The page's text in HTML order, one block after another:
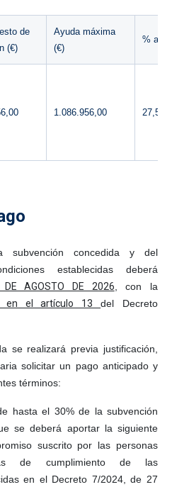
de
(€)
Ayuda máxima
(€)
%
1.086.956,00
concedida y del
establecidas deberá
AGOSTO DE 2026, con la
en el artículo 13del Decreto
se realizará previa justificación,
solicitar un pago anticipado y
términos:
hasta el 30% de la subvención
se deberá aportar la siguiente
suscrito por las personas
de cumplimiento de las
en el Decreto 7/2024, de 27